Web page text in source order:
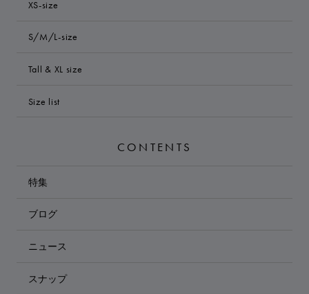
XS-size
S/M/L-size
Tall & XL size
Size list
CONTENTS
特集
ブログ
ニュース
スナップ